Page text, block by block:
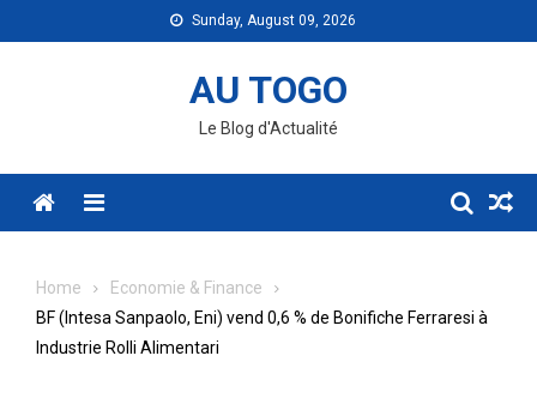
to
Sunday, August 09, 2026
AU TOGO
Le Blog d'Actualité
Menu
Home
Economie & Finance
BF (Intesa Sanpaolo, Eni) vend 0,6 % de Bonifiche Ferraresi à
Industrie Rolli Alimentari